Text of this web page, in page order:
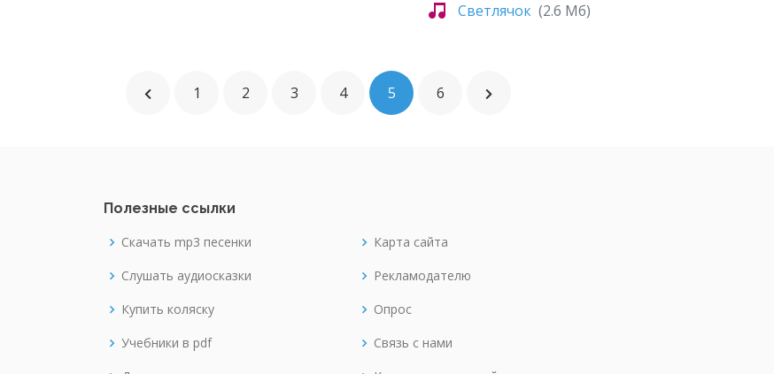
Светлячок (2.6 Мб)
1 2 3 4 5 6
Полезные ссылки
Скачать mp3 песенки
Слушать аудиосказки
Купить коляску
Учебники в pdf
Карта сайта
Рекламодателю
Опрос
Связь с нами